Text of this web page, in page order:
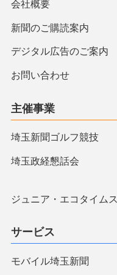
会社概要
新聞のご購読案内
デジタル広告のご案内
お問い合わせ
主催事業
埼玉新聞ゴルフ競技
埼玉政経懇話会
ジュニア・エコタイムス
サービス
モバイル埼玉新聞